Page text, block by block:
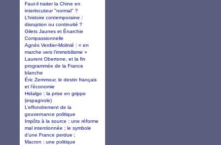
Faut-il traiter la Chine en
interlocuteur "normal" ?
L’histoire contemporaine :
disruption ou continuité ?
Gilets Jaunes et Énarchie
Compassionnelle
Agnès Verdier-Molinié : « en
marche vers l’immobilisme »
Laurent Obertone, et la fin
programmée de la France
blanche
Éric Zemmour, le destin français
et l’économie
Hidalgo : la prise en grippe
(espagnole)
L’effondrement de la
gouvernance politique
Impôts à la source : une réforme
mal intentionnée ; le symbole
d’une France perdue ;
Macron : une politique